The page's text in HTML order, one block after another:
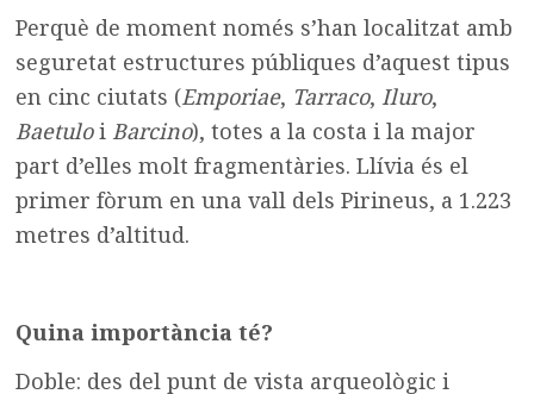
Perquè de moment només s’han localitzat amb
seguretat estructures públiques d’aquest tipus
en cinc ciutats (Emporiae, Tarraco,Iluro,
BaetuloiBarcino), totes a la costa i la major
part d’elles molt fragmentàries. Llívia és el
primer fòrum en una vall dels Pirineus, a 1.223
metres d’altitud.
Quina importància té?
Doble: des del punt de vista arqueològic i